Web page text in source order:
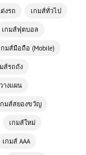
งรถ เกมส์ทั่วไป
เกมส์ฟุตบอล
กมส์มือถือ (Mobile)
ส์รถถัง
างแผน
กมส์สยองขวัญ
เกมส์ใหม่
เกมส์ AAA